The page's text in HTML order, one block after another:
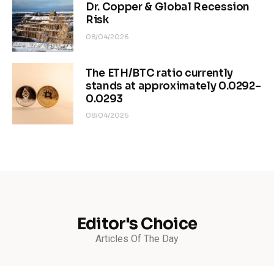
Dr. Copper & Global Recession
Risk
08/04/2026
The ETH/BTC ratio currently
stands at approximately 0.0292–
0.0293
08/04/2026
Editor's Choice
Articles Of The Day